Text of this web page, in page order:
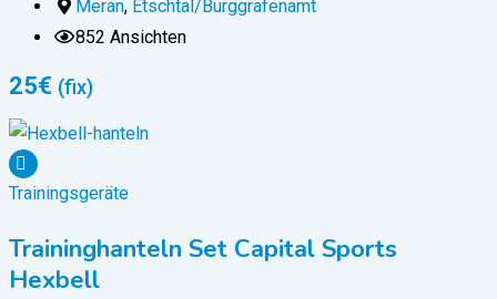
Meran, Etschtal/Burggrafenamt
852 Ansichten
25€ (fix)
Trainingsgeräte
Traininghanteln Set Capital Sports
Hexbell